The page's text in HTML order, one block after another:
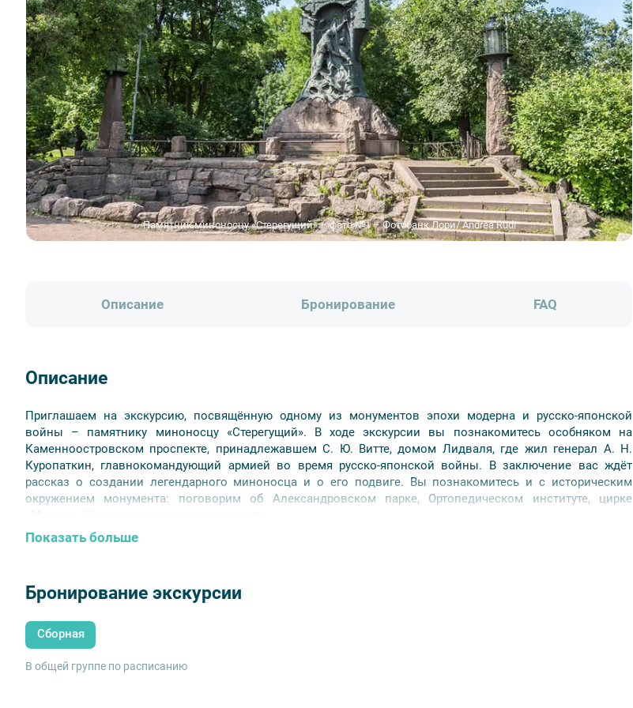
Памятник миноносцу «Стерегущий» – фото №1 – Фотобанк Лори/ Andrea Rudi
Описание Бронирование FAQ
Описание
Приглашаем на экскурсию, посвящённую одному из монументов эпохи модерна и русско-японской
войны – памятнику миноносцу «Стерегущий». В ходе экскурсии вы познакомитесь особняком на
Каменноостровском проспекте, принадлежавшем С. Ю. Витте, домом Лидваля, где жил генерал А. Н.
Куропаткин, главнокомандующий армией во время русско-японской войны. В заключение вас ждёт
рассказ о создании легендарного миноносца и о его подвиге. Вы познакомитесь и с историческим
окружением монумента: поговорим об Александровском парке, Ортопедическом институте, цирке
Показать больше
Бронирование экскурсии
Сборная
В общей группе по расписанию